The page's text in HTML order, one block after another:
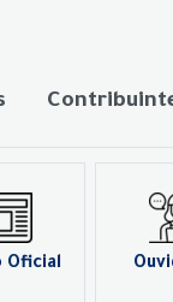
Oficial